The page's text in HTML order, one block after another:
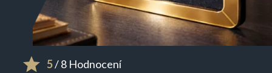
5/ 8 Hodnocení